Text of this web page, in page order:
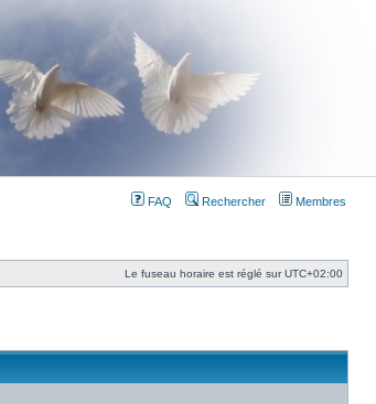
FAQ Rechercher Membres
Le fuseau horaire est réglé surUTC+02:00